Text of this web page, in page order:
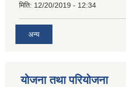
मिति: 12/20/2019 - 12:34
अन्य
योजना तथा परियोजना